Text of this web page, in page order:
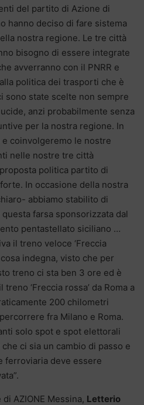
del partito di Azione di
hanno deciso di fare sistema
nostra regione. Le tre città
bisogno di essere integrate
avverranno con il PNRR e
politica dei trasporti che è
sono state scelte non sempre
anzi probabilmente senza
per la nostra regione. In
coinvolgeremo le nostre
nelle nostre tre città
politica partito di
In occasione della nostra
abbiamo stabilito di
farsa sponsorizzata dal
pentastellato siciliano …
il treno veloce ‘Freccia
indegna, visto che per
treno ci sta ben 3 ore ed è
‘Freccia rossa’ da Roma a
200 chilometri
fra Milano e Roma.
solo spot e spot elettorali
ci sia un cambio di passo e
ferroviaria deve essere
AZIONE Messina, Letterio